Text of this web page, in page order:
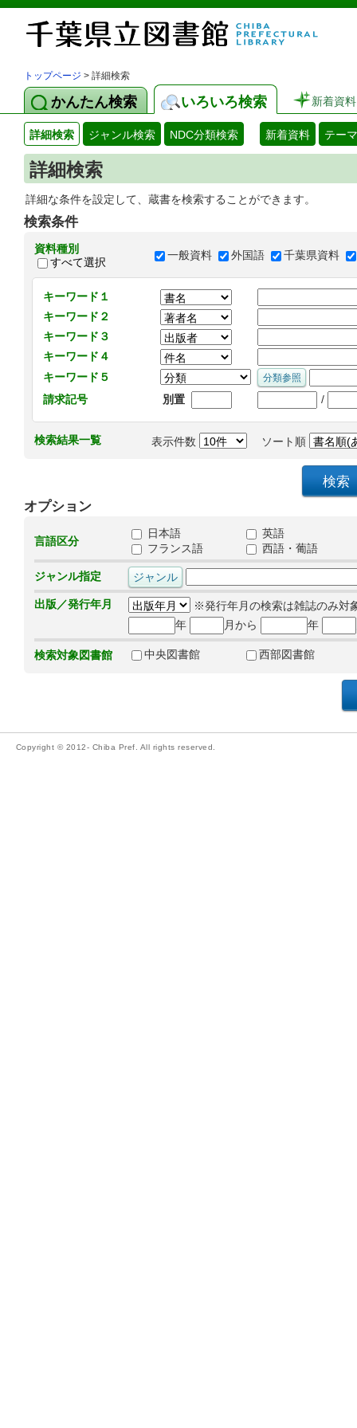
トップページ > 詳細検索
かんたん検索 いろいろ検索 新着資料
詳細検索 ジャンル検索 NDC分類検索 新着資料 テー
詳細検索
詳細な条件を設定して、蔵書を検索することができます。
検索条件
資料種別
すべて選択
一般資料 外国語 千葉県資料
キーワード１
キーワード２
キーワード３
キーワード４
キーワード５
請求記号
別置 /
検索結果一覧 表示件数 ソート順
オプション
言語区分
日本語
英語
フランス語
西語・葡語
ジャンル指定
出版／発行年月
※発行年月の検索は雑誌のみ対
年
月から 年
検索対象図書館 中央図書館 西部図書館
Copyright © 2012- Chiba Pref. All rights reserved.